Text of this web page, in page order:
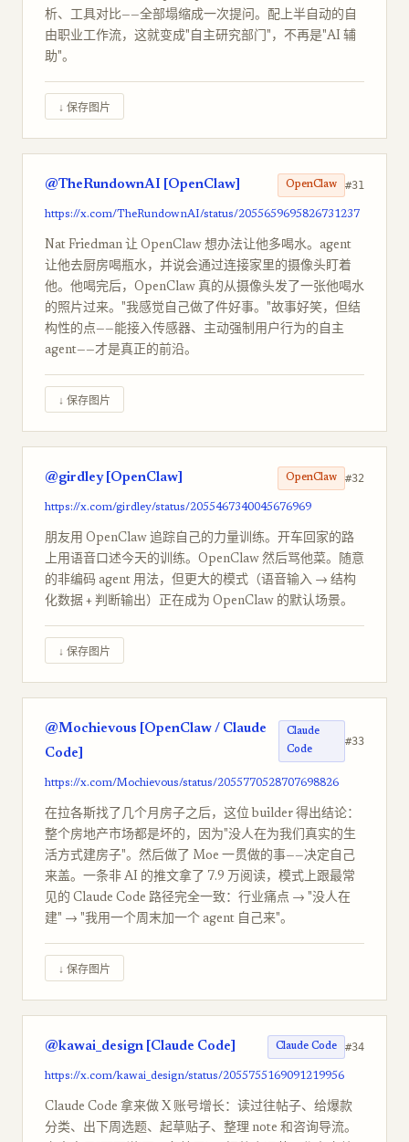
析、工具对比——全部塌缩成一次提问。配上半自动的自
由职业工作流，这就变成"自主研究部门"，不再是"AI 辅
助"。
↓ 保存图片
@TheRundownAI [OpenClaw] OpenClaw #31
https://x.com/TheRundownAI/status/2055659695826731237
Nat Friedman 让 OpenClaw 想办法让他多喝水。agent
让他去厨房喝瓶水，并说会通过连接家里的摄像头盯着
他。他喝完后，OpenClaw 真的从摄像头发了一张他喝水
的照片过来。"我感觉自己做了件好事。"故事好笑，但结
构性的点——能接入传感器、主动强制用户行为的自主
agent——才是真正的前沿。
↓ 保存图片
@girdley [OpenClaw] OpenClaw #32
https://x.com/girdley/status/2055467340045676969
朋友用 OpenClaw 追踪自己的力量训练。开车回家的路
上用语音口述今天的训练。OpenClaw 然后骂他菜。随意
的非编码 agent 用法，但更大的模式（语音输入 → 结构
化数据 + 判断输出）正在成为 OpenClaw 的默认场景。
↓ 保存图片
@Mochievous [OpenClaw / Claude
Code]
Claude
Code
#33
https://x.com/Mochievous/status/2055770528707698826
在拉各斯找了几个月房子之后，这位 builder 得出结论：
整个房地产市场都是坏的，因为"没人在为我们真实的生
活方式建房子"。然后做了 Moe 一贯做的事——决定自己
来盖。一条非 AI 的推文拿了 7.9 万阅读，模式上跟最常
见的 Claude Code 路径完全一致：行业痛点 → "没人在
建" → "我用一个周末加一个 agent 自己来"。
↓ 保存图片
@kawai_design [Claude Code] Claude Code #34
https://x.com/kawai_design/status/2055755169091219956
Claude Code 拿来做 X 账号增长：读过往帖子、给爆款
分类、出下周选题、起草贴子、整理 note 和咨询导流。